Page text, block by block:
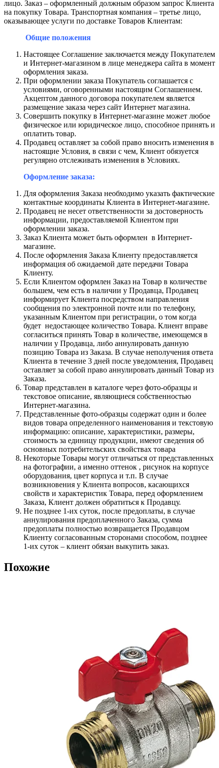
лицо. Заказ – оформленный должным образом запрос Клиента
на покупку Товара. Транспортная компания – третье лицо,
оказывающее услуги по доставке Товаров Клиентам:
Общие положения
Настоящее Соглашение заключается между Покупателем
и Интернет-магазином в лице менеджера сайта в момент
оформления заказа.
При оформлении заказа Покупатель соглашается с
условиями, оговоренными настоящим Соглашением.
Акцептом данного договора покупателем является
размещение заказа через сайт Интернет магазина.
Совершить покупку в Интернет-магазине может любое
физическое или юридическое лицо, способное принять и
оплатить товар.
Продавец оставляет за собой право вносить изменения в
настоящие Условия, в связи с чем, Клиент обязуется
регулярно отслеживать изменения в Условиях.
Оформление заказа:
Для оформления Заказа необходимо указать фактические
контактные координаты Клиента в Интернет-магазине.
Продавец не несет ответственности за достоверность
информации, предоставляемой Клиентом при
оформлении заказа.
Заказ Клиента может быть оформлен в Интернет-
магазине.
После оформления Заказа Клиенту предоставляется
информация об ожидаемой дате передачи Товара
Клиенту.
Если Клиентом оформлен Заказ на Товар в количестве
большем, чем есть в наличии у Продавца, Продавец
информирует Клиента посредством направления
сообщения по электронной почте или по телефону,
указанным Клиентом при регистрации, о том когда
будет недостающее количество Товара. Клиент вправе
согласиться принять Товар в количестве, имеющемся в
наличии у Продавца, либо аннулировать данную
позицию Товара из Заказа. В случае неполучения ответа
Клиента в течение 3 дней после уведомления, Продавец
оставляет за собой право аннулировать данный Товар из
Заказа.
Товар представлен в каталоге через фото-образцы и
текстовое описание, являющиеся собственностью
Интернет-магазина.
Представленные фото-образцы содержат один и более
видов товара определенного наименования и текстовую
информацию: описание, характеристики, размеры,
стоимость за единицу продукции, имеют сведения об
основных потребительских свойствах товара
Некоторые Товары могут отличаться от представленных
на фотографии, а именно оттенок , рисунок на корпусе
оборудования, цвет корпуса и т.п. В случае
возникновения у Клиента вопросов, касающихся
свойств и характеристик Товара, перед оформлением
Заказа, Клиент должен обратиться к Продавцу.
Не позднее 1-их суток, после предоплаты, в случае
аннулирования предоплаченного Заказа, сумма
предоплаты полностью возвращается Продавцом
Клиенту согласованным сторонами способом, позднее
1-их суток – клиент обязан выкупить заказ.
Похожие